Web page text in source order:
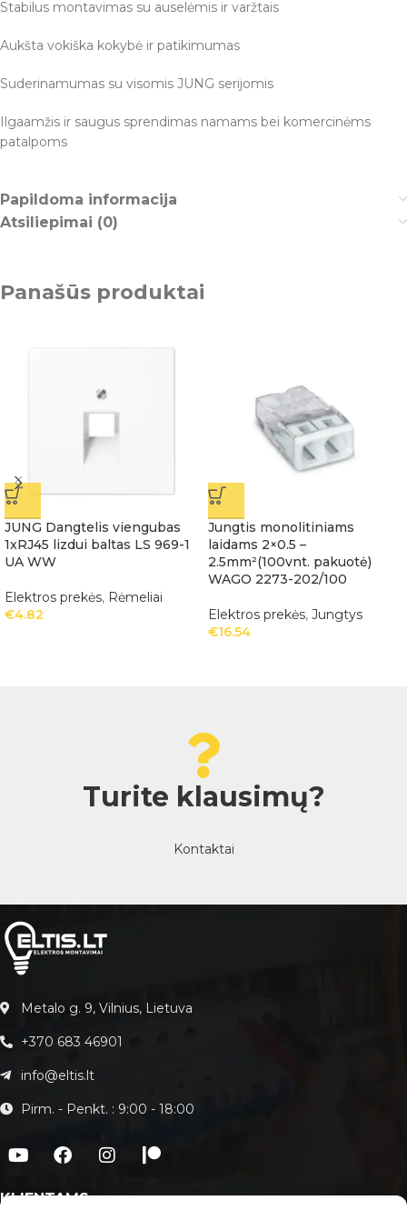
Stabilus montavimas su auselėmis ir varžtais
Aukšta vokiška kokybė ir patikimumas
Suderinamumas su visomis JUNG serijomis
Ilgaamžis ir saugus sprendimas namams bei komercinėms
patalpoms
Papildoma informacija
Atsiliepimai (0)
Panašūs produktai
JUNG Dangtelis viengubas
1xRJ45 lizdui baltas LS 969-1
UA WW
Elektros prekės, Rėmeliai
€4.82
Jungtis monolitiniams
laidams 2×0.5 –
2.5mm²(100vnt. pakuotė)
WAGO 2273-202/100
Elektros prekės, Jungtys
€16.54
Turite klausimų?
Kontaktai
Metalo g. 9, Vilnius, Lietuva
+370 683 46901
info@eltis.lt
Pirm. - Penkt. : 9:00 - 18:00
KLIENTAMS